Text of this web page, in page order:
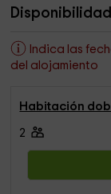
Indica las
del alojamiento
Habitación
2